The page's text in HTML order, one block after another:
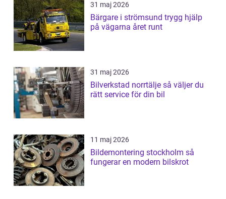
31 maj 2026
Bärgare i strömsund trygg hjälp
på vägarna året runt
31 maj 2026
Bilverkstad norrtälje så väljer du
rätt service för din bil
11 maj 2026
Bildemontering stockholm så
fungerar en modern bilskrot